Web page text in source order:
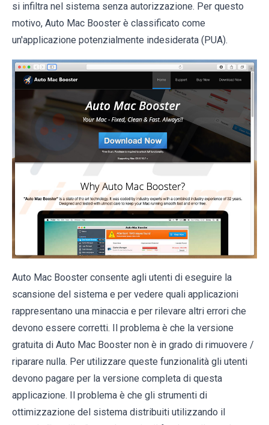
si infiltra nel sistema senza autorizzazione. Per questo
motivo, Auto Mac Booster è classificato come
un'applicazione potenzialmente indesiderata (PUA).
Auto Mac Booster consente agli utenti di eseguire la
scansione del sistema e per vedere quali applicazioni
rappresentano una minaccia e per rilevare altri errori che
devono essere corretti. Il problema è che la versione
gratuita di Auto Mac Booster non è in grado di rimuovere /
riparare nulla. Per utilizzare queste funzionalità gli utenti
devono pagare per la versione completa di questa
applicazione. Il problema è che gli strumenti di
ottimizzazione del sistema distribuiti utilizzando il